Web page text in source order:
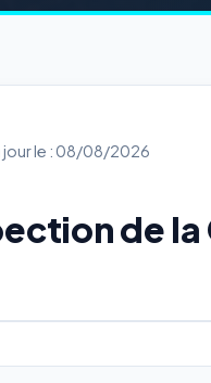
jour le : 08/08/2026
de